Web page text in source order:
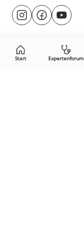
Start Expertenforum
Besuche
uns@rund.ums.baby